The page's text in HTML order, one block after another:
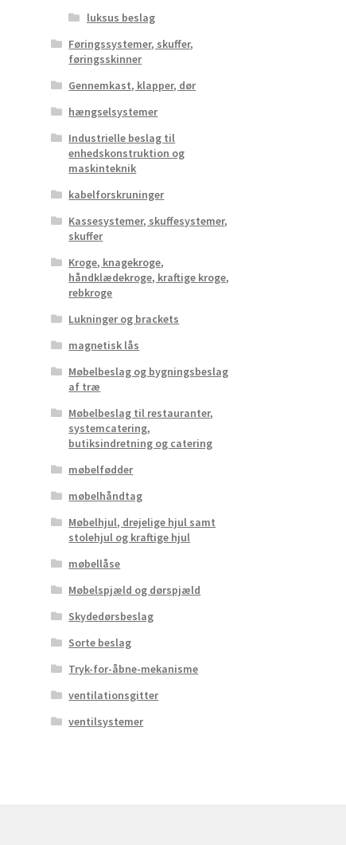
luksus beslag
Føringssystemer, skuffer,
føringsskinner
Gennemkast, klapper, dør
hængselsystemer
Industrielle beslag til
enhedskonstruktion og
maskinteknik
kabelforskruninger
Kassesystemer, skuffesystemer,
skuffer
Kroge, knagekroge,
håndklædekroge, kraftige kroge,
rebkroge
Lukninger og brackets
magnetisk lås
Møbelbeslag og bygningsbeslag
af træ
Møbelbeslag til restauranter,
systemcatering,
butiksindretning og catering
møbelfødder
møbelhåndtag
Møbelhjul, drejelige hjul samt
stolehjul og kraftige hjul
møbellåse
Møbelspjæld og dørspjæld
Skydedørsbeslag
Sorte beslag
Tryk-for-åbne-mekanisme
ventilationsgitter
ventilsystemer